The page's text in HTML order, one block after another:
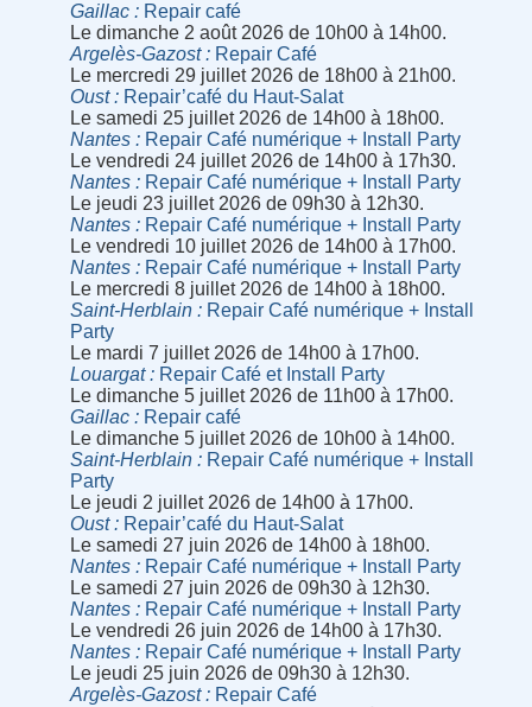
Gaillac
Repair café
Le dimanche 2 août 2026 de 10h00 à 14h00.
Argelès-Gazost
Repair Café
Le mercredi 29 juillet 2026 de 18h00 à 21h00.
Oust
Repair’café du Haut-Salat
Le samedi 25 juillet 2026 de 14h00 à 18h00.
Nantes
Repair Café numérique + Install Party
Le vendredi 24 juillet 2026 de 14h00 à 17h30.
Nantes
Repair Café numérique + Install Party
Le jeudi 23 juillet 2026 de 09h30 à 12h30.
Nantes
Repair Café numérique + Install Party
Le vendredi 10 juillet 2026 de 14h00 à 17h00.
Nantes
Repair Café numérique + Install Party
Le mercredi 8 juillet 2026 de 14h00 à 18h00.
Saint-Herblain
Repair Café numérique + Install
Party
Le mardi 7 juillet 2026 de 14h00 à 17h00.
Louargat
Repair Café et Install Party
Le dimanche 5 juillet 2026 de 11h00 à 17h00.
Gaillac
Repair café
Le dimanche 5 juillet 2026 de 10h00 à 14h00.
Saint-Herblain
Repair Café numérique + Install
Party
Le jeudi 2 juillet 2026 de 14h00 à 17h00.
Oust
Repair’café du Haut-Salat
Le samedi 27 juin 2026 de 14h00 à 18h00.
Nantes
Repair Café numérique + Install Party
Le samedi 27 juin 2026 de 09h30 à 12h30.
Nantes
Repair Café numérique + Install Party
Le vendredi 26 juin 2026 de 14h00 à 17h30.
Nantes
Repair Café numérique + Install Party
Le jeudi 25 juin 2026 de 09h30 à 12h30.
Argelès-Gazost
Repair Café